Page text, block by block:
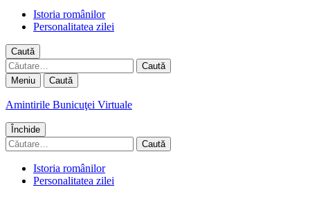
Istoria românilor
Personalitatea zilei
Caută
Caută
după:
Meniu Caută
Amintirile Bunicuţei Virtuale
Închide
Caută
după:
Istoria românilor
Personalitatea zilei